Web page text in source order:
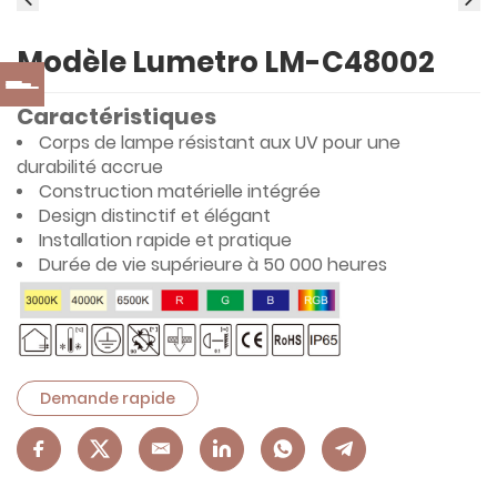
Modèle Lumetro LM-C48002
Caractéristiques
Corps de lampe résistant aux UV pour une
durabilité accrue
Construction matérielle intégrée
Design distinctif et élégant
Installation rapide et pratique
Durée de vie supérieure à 50 000 heures
Demande rapide